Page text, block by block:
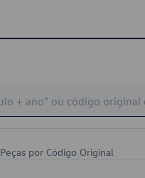
Peças por Código Original